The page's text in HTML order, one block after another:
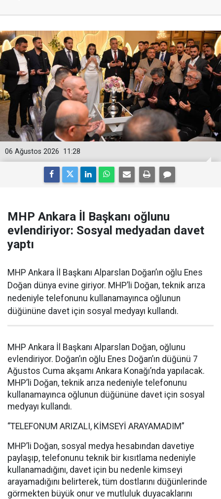
11:28
06 Ağustos 2026
MHP Ankara İl Başkanı oğlunu
evlendiriyor: Sosyal medyadan davet
yaptı
MHP Ankara İl Başkanı Alparslan Doğan’ın oğlu Enes
Doğan dünya evine giriyor. MHP’li Doğan, teknik arıza
nedeniyle telefonunu kullanamayınca oğlunun
düğününe davet için sosyal medyayı kullandı.
MHP Ankara İl Başkanı Alparslan Doğan, oğlunu
evlendiriyor. Doğan’ın oğlu Enes Doğan’ın düğünü 7
Ağustos Cuma akşamı Ankara Konağı’nda yapılacak.
MHP’li Doğan, teknik arıza nedeniyle telefonunu
kullanamayınca oğlunun düğününe davet için sosyal
medyayı kullandı.
“TELEFONUM ARIZALI, KİMSEYİ ARAYAMADIM”
MHP’li Doğan, sosyal medya hesabından davetiye
paylaşıp, telefonunu teknik bir kısıtlama nedeniyle
kullanamadığını, davet için bu nedenle kimseyi
arayamadığını belirterek, tüm dostlarını düğünlerinde
görmekten büyük onur ve mutluluk duyacaklarını